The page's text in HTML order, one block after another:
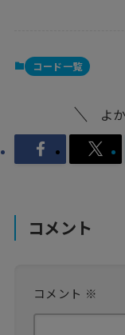
コード一覧
よ
コメント
コメント ※